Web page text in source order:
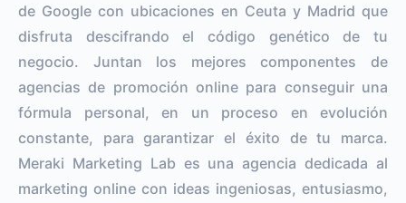
de Google con ubicaciones en Ceuta y Madrid que
disfruta descifrando el código genético de tu
negocio. Juntan los mejores componentes de
agencias de promoción online para conseguir una
fórmula personal, en un proceso en evolución
constante, para garantizar el éxito de tu marca.
Meraki Marketing Lab es una agencia dedicada al
marketing online con ideas ingeniosas, entusiasmo,